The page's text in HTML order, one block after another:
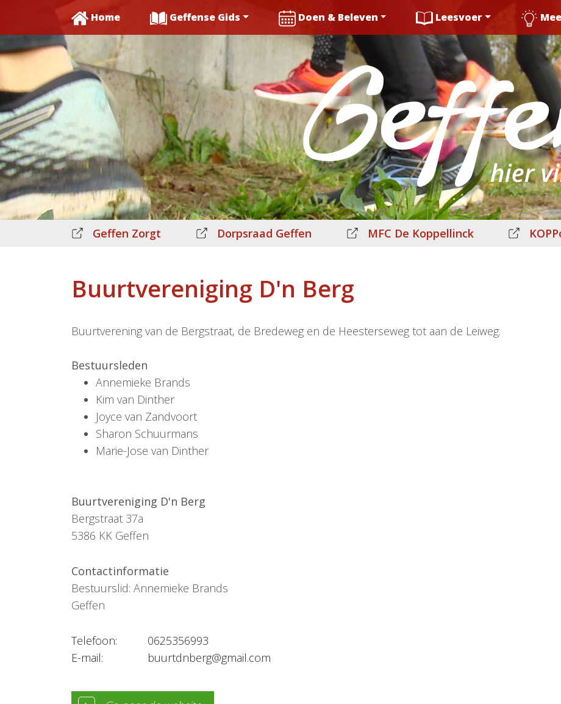
Home Geffense Gids Doen & Beleven Leesvoer
Geffen Zorgt Dorpsraad Geffen MFC De Koppellinck
Buurtvereniging D'n Berg
Buurtverening van de Bergstraat, de Bredeweg en de Heesterseweg tot aan de Leiweg.
Bestuursleden
Annemieke Brands
Kim van Dinther
Joyce van Zandvoort
Sharon Schuurmans
Marie-Jose van Dinther
Buurtvereniging D'n Berg
Bergstraat 37a
5386 KK Geffen
Contactinformatie
Bestuurslid: Annemieke Brands
Geffen
Telefoon:
0625356993
E-mail:
buurtdnberg@gmail.com